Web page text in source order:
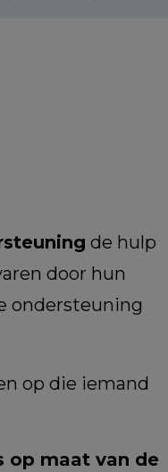
de hulp
door hun
ondersteuning
op die iemand
op maat van de